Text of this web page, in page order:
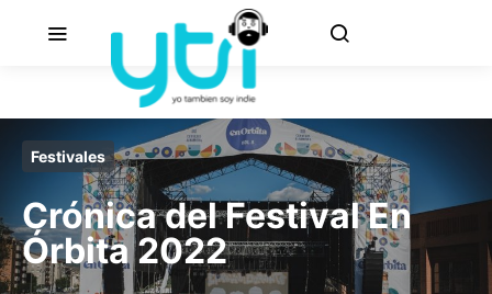
Festivales
Crónica del Festival En
Órbita 2022